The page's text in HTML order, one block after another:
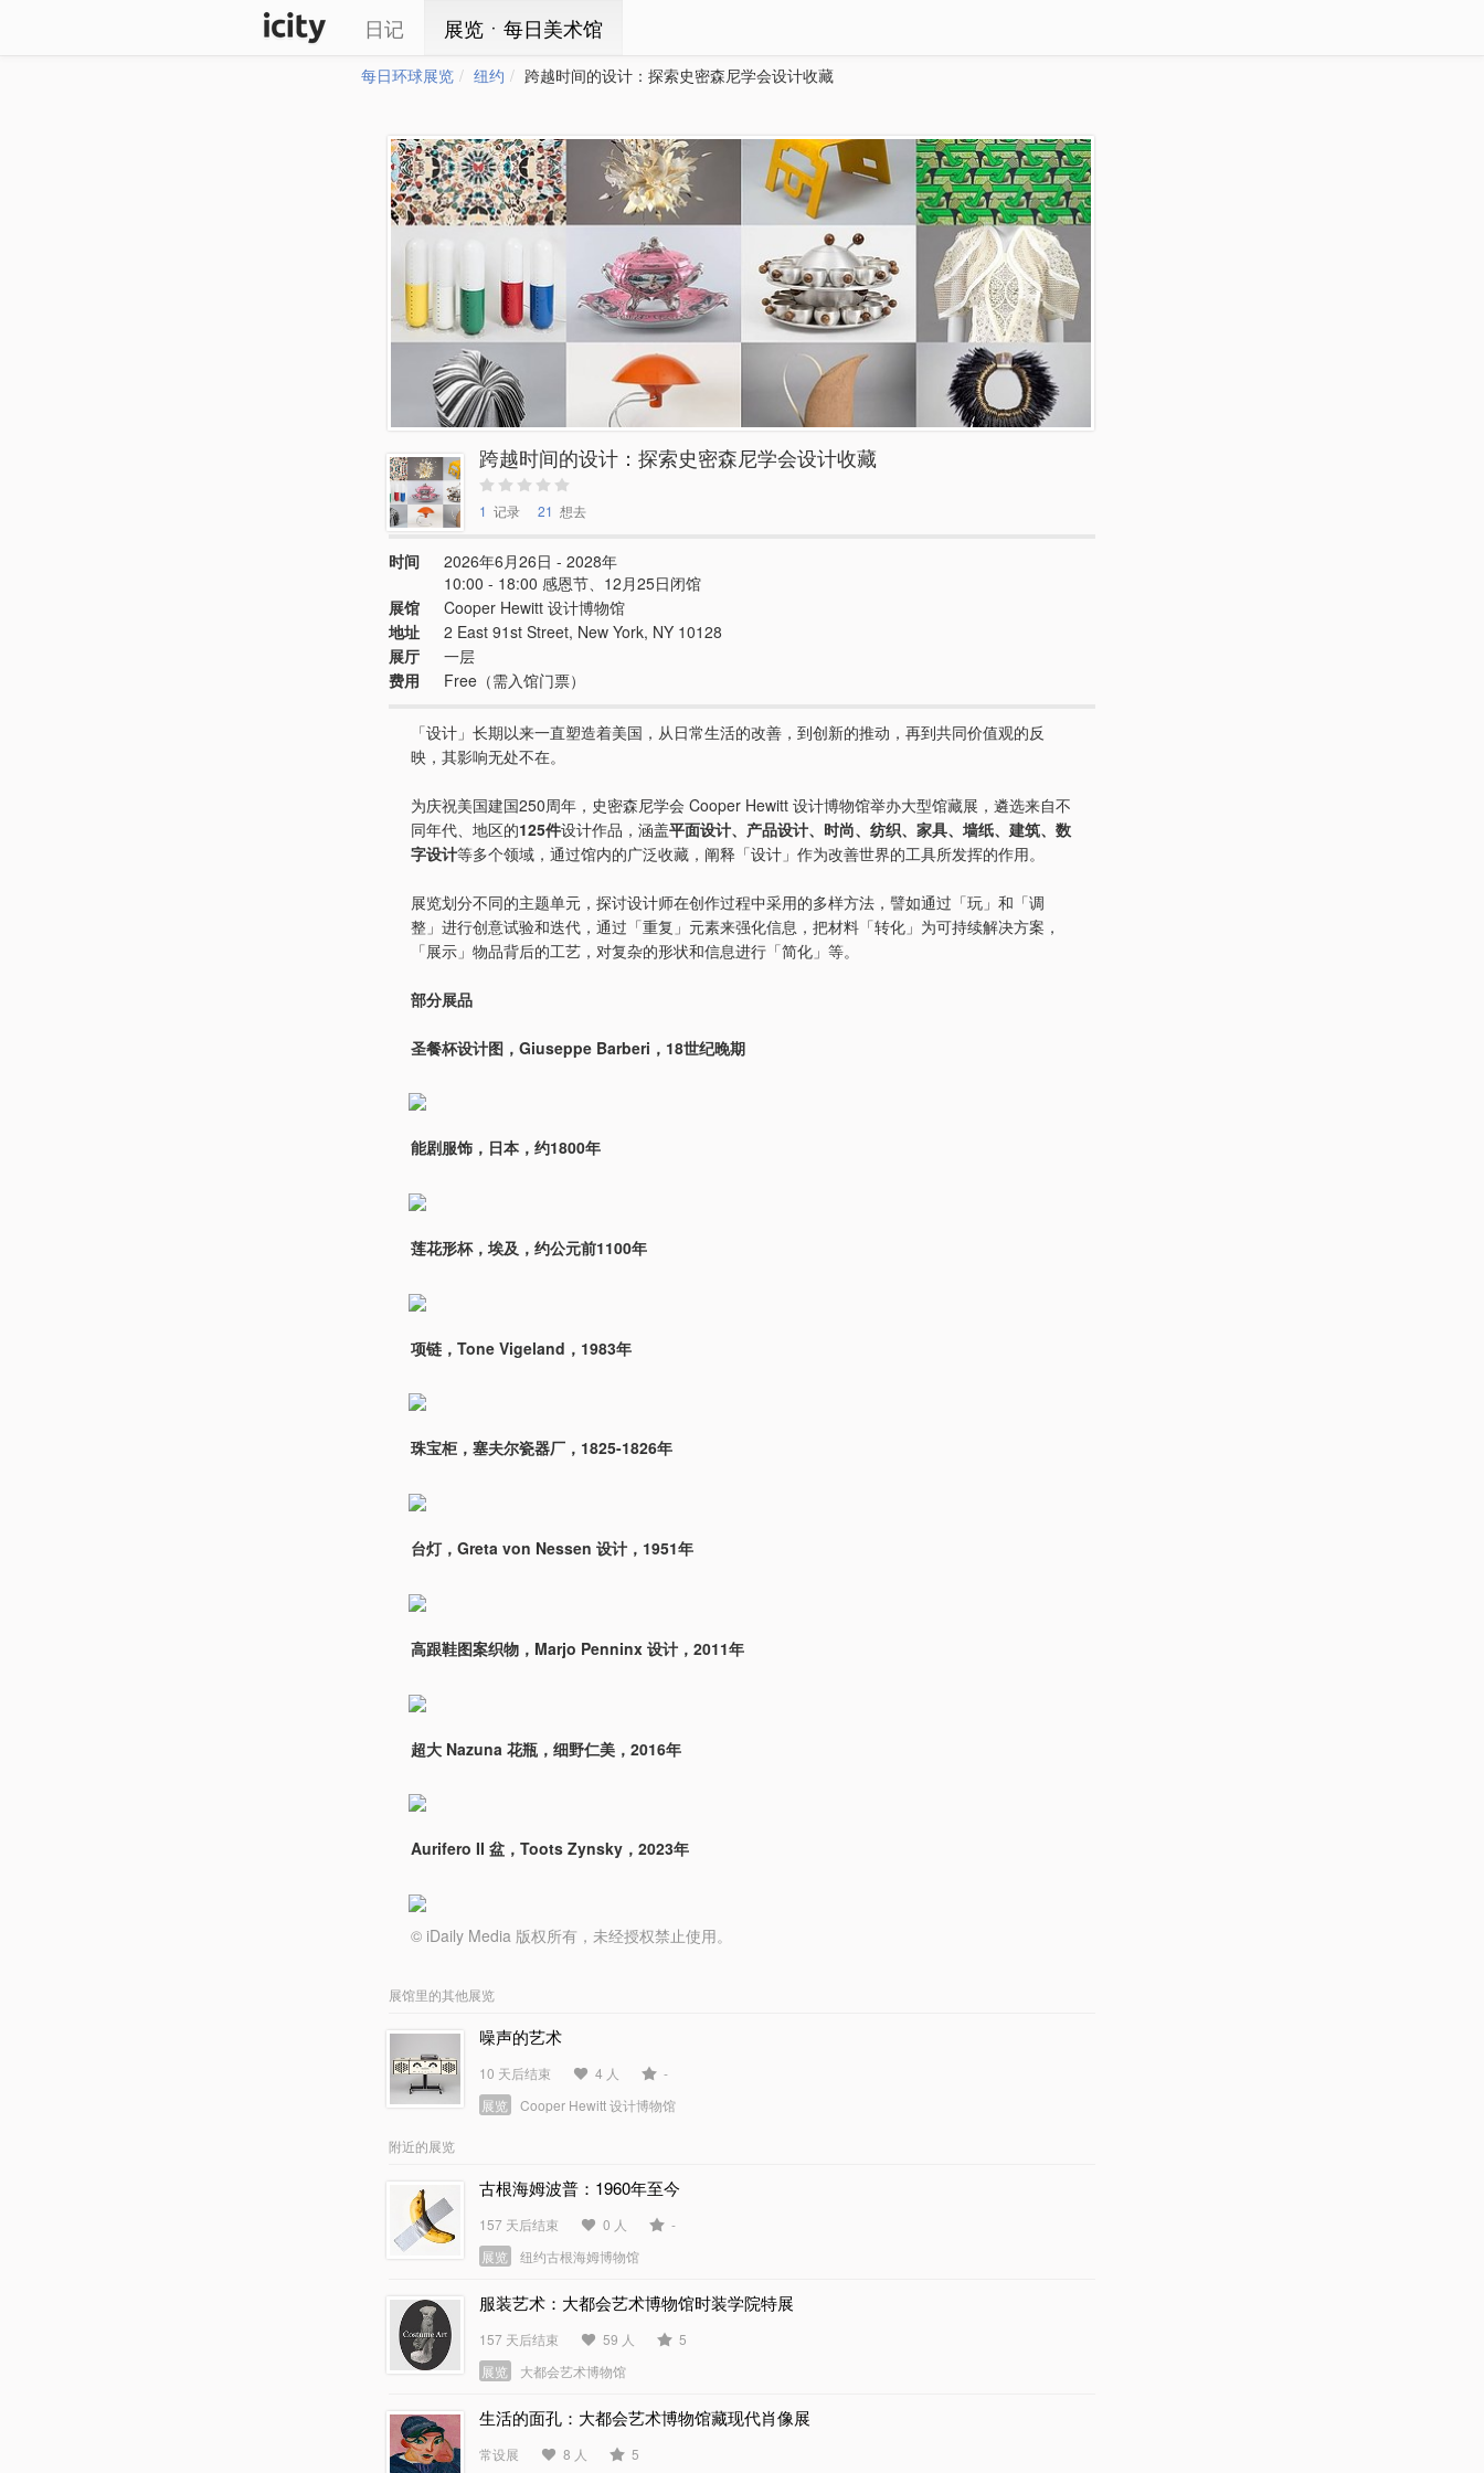
日记 展览ㆍ每日美术馆
每日环球展览 纽约 跨越时间的设计：探索史密森尼学会设计收藏
跨越时间的设计：探索史密森尼学会设计收藏
1 记录 21 想去
时间
2026年6月26日 - 2028年
10:00 - 18:00 感恩节、12月25日闭馆
展馆
Cooper Hewitt 设计博物馆
地址
2 East 91st Street, New York, NY 10128
展厅
一层
费用
Free（需入馆门票）
「设计」长期以来一直塑造着美国，从日常生活的改善，到创新的推动，再到共同价值观的反
映，其影响无处不在。
为庆祝美国建国250周年，史密森尼学会 Cooper Hewitt 设计博物馆举办大型馆藏展，遴选来自不
同年代、地区的125件设计作品，涵盖平面设计、产品设计、时尚、纺织、家具、墙纸、建筑、数
字设计等多个领域，通过馆内的广泛收藏，阐释「设计」作为改善世界的工具所发挥的作用。
展览划分不同的主题单元，探讨设计师在创作过程中采用的多样方法，譬如通过「玩」和「调
整」进行创意试验和迭代，通过「重复」元素来强化信息，把材料「转化」为可持续解决方案，
「展示」物品背后的工艺，对复杂的形状和信息进行「简化」等。
部分展品
圣餐杯设计图，Giuseppe Barberi，18世纪晚期
能剧服饰，日本，约1800年
莲花形杯，埃及，约公元前1100年
项链，Tone Vigeland，1983年
珠宝柜，塞夫尔瓷器厂，1825-1826年
台灯，Greta von Nessen 设计，1951年
高跟鞋图案织物，Marjo Penninx 设计，2011年
超大 Nazuna 花瓶，细野仁美，2016年
Aurifero II 盆，Toots Zynsky，2023年
© iDaily Media 版权所有，未经授权禁止使用。
展馆里的其他展览
噪声的艺术
10 天后结束 4 人
-
展览
Cooper Hewitt 设计博物馆
附近的展览
古根海姆波普：1960年至今
157 天后结束 0 人
-
展览
纽约古根海姆博物馆
服装艺术：大都会艺术博物馆时装学院特展
157 天后结束 59 人
5
展览
大都会艺术博物馆
生活的面孔：大都会艺术博物馆藏现代肖像展
常设展 8 人 5